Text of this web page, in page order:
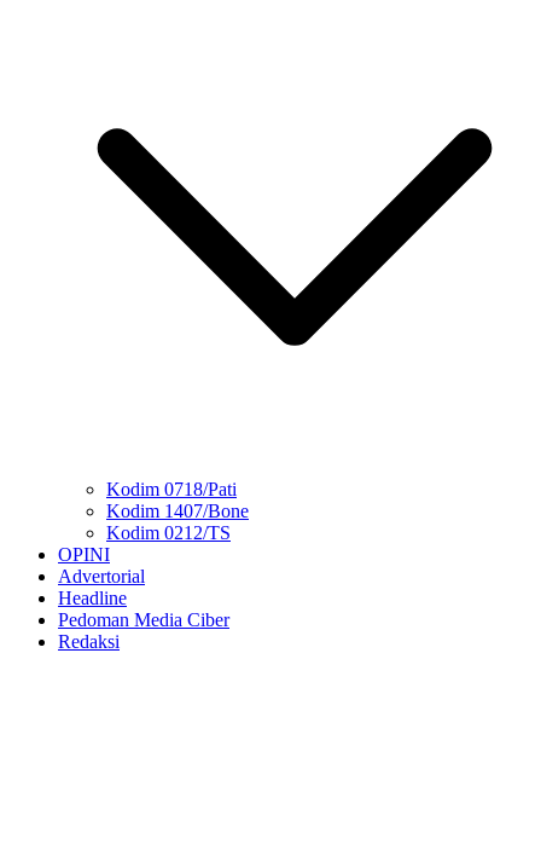
Kodim 0718/Pati
Kodim 1407/Bone
Kodim 0212/TS
OPINI
Advertorial
Headline
Pedoman Media Ciber
Redaksi